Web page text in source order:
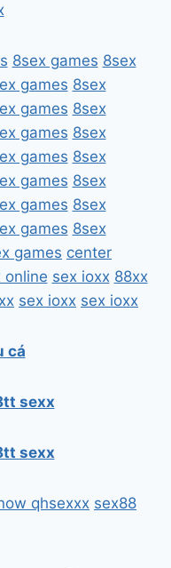
8sex games 8sex
games 8sex
games 8sex
games 8sex
games 8sex
games 8sex
games 8sex
games 8sex
games center
online sex ioxx 88xx
sex ioxx sex ioxx
cá
sexx
sexx
qhsexxx sex88